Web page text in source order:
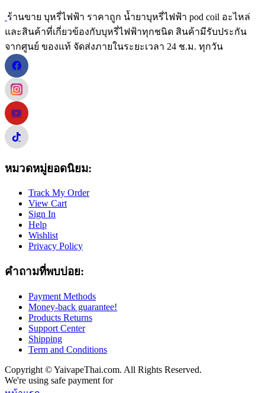
ร้านขาย บุหรี่ไฟฟ้า ราคาถูก น้ำยาบุหรี่ไฟฟ้า pod coil อะไหล่
และสินค้าที่เกี่ยวข้องกับบุหรี่ไฟฟ้าทุกชนิด สินค้ามีรับประกัน
จากศูนย์ ของแท้ จัดส่งภายในระยะเวลา 24 ช.ม. ทุกวัน
หมวดหมู่ยอดนิยม:
Track My Order
View Cart
Sign In
Help
Wishlist
Privacy Policy
คำถามที่พบบ่อย:
Payment Methods
Money-back guarantee!
Products Returns
Support Center
Shipping
Term and Conditions
Copyright © YaivapeThai.com. All Rights Reserved.
We're using safe payment for